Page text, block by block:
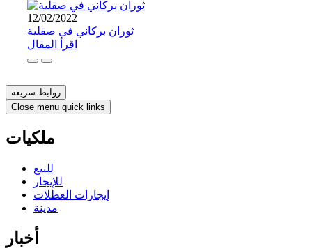
12/02/2022
ثوران بركاني في صقلية
اقرأ المقال
روابط سريعة
Close menu quick links
ملكيات
للبيع
للإيجار
إيجارات العطلات
مدينة
أخبار